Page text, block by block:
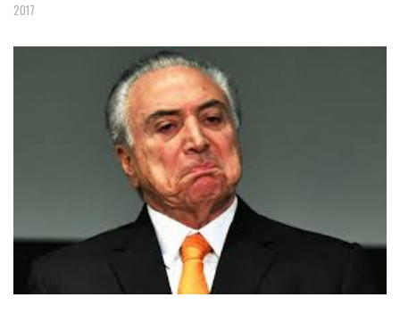
2017